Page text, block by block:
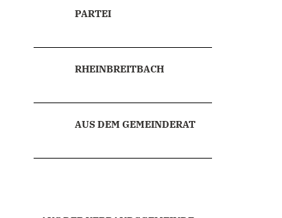
PARTEI
RHEINBREITBACH
AUS DEM GEMEINDERAT